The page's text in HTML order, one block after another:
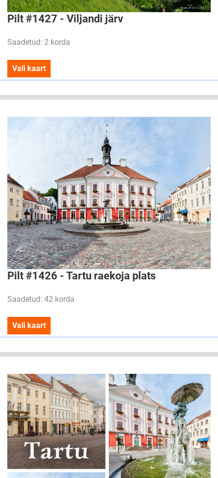
Pilt #1427 - Viljandi järv
Saadetud: 2 korda
Vali kaart
Pilt #1426 - Tartu raekoja plats
Saadetud: 42 korda
Vali kaart